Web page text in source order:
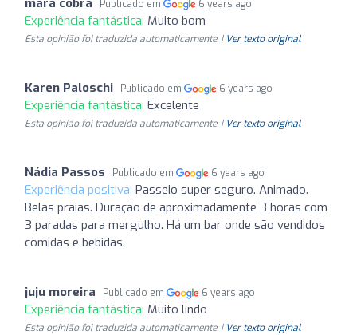
Publicado em 6 years ago
Experiência fantástica: Muito bom
Esta opinião foi traduzida automaticamente. | Ver texto original
Karen Paloschi Publicado em 6 years ago
Experiência fantástica: Excelente
Esta opinião foi traduzida automaticamente. | Ver texto original
Nádia Passos Publicado em 6 years ago
Experiência positiva: Passeio super seguro. Animado.
Belas praias. Duração de aproximadamente 3 horas com
3 paradas para mergulho. Há um bar onde são vendidos
comidas e bebidas.
juju moreira Publicado em 6 years ago
Experiência fantástica: Muito lindo
Esta opinião foi traduzida automaticamente. | Ver texto original